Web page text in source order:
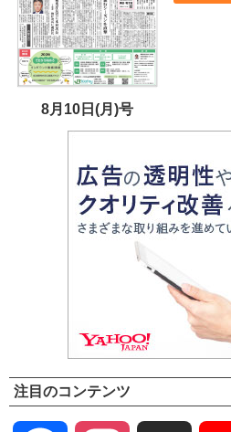
8月10日(月)号
注目のコンテンツ